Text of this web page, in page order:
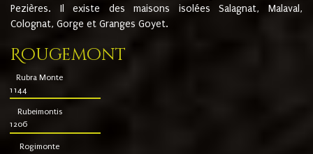
Pezières. Il existe des maisons isolées Salagnat, Malaval,
Colognat, Gorge et Granges Goyet.
Rougemont
Rubra Monte
1144
Rubeimontis
1206
Rogimonte